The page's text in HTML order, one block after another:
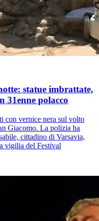
statue imbrattate,
31enne polacco
con vernice nera sul volto
Giacomo. La polizia ha
cittadino di Varsavia,
vigilia del Festival